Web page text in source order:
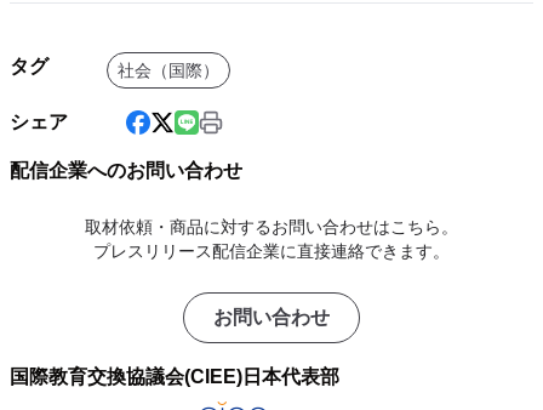
タグ 社会（国際）
シェア
配信企業へのお問い合わせ
取材依頼・商品に対するお問い合わせはこちら。
プレスリリース配信企業に直接連絡できます。
お問い合わせ
国際教育交換協議会(CIEE)日本代表部